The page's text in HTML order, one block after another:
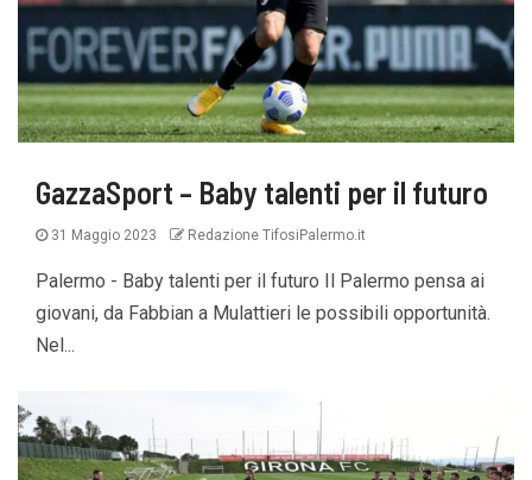
GazzaSport – Baby talenti per il futuro
31 Maggio 2023 Redazione TifosiPalermo.it
Palermo - Baby talenti per il futuro Il Palermo pensa ai
giovani, da Fabbian a Mulattieri le possibili opportunità.
Nel...